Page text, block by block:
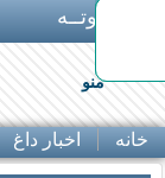
بـیتوتــه
منو
خانه اخبار داغ